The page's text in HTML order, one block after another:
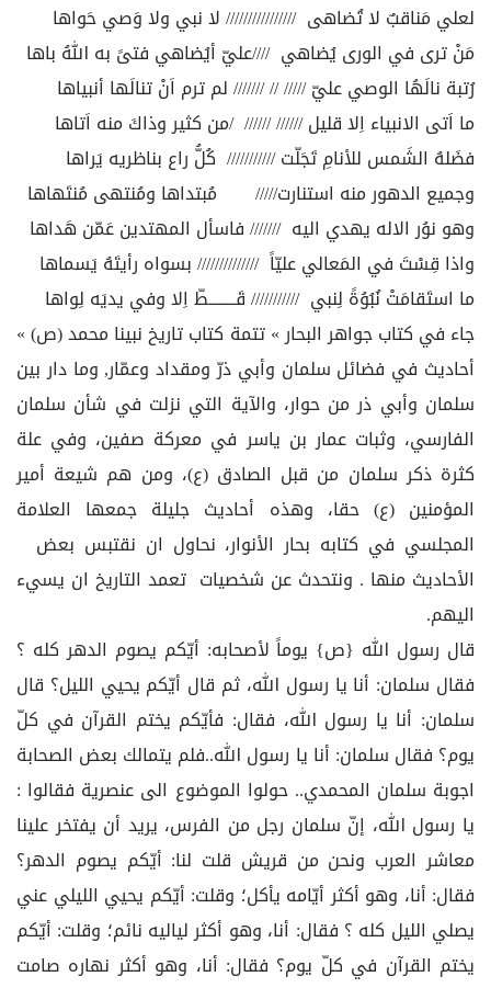
لعلي مَناقبٌ لا تُضاهى //////////////// لا نبي ولا وَصي حَواها
مَنْ ترى في الورى يُضاهي ////عليّ أيُضاهي فتىً به اللهُ باها
رُتبة نالَهُا الوصي عليّ ///// // /////// لم ترم اَنْ تنالَها أنبياها
ما اَتى الانبياء اِلا قليل ////// ////// /من كثير وذاكَ منه اَتاها
فضَلهُ الشَمس للأنامِ تَجَلّت /////////// كُلُّ راع بناظريه يَراها
وجميع الدهور منه استنارت///// مُبتداها ومُنتهى مُنتَهاها
وهو نوُر الاله يهدي اليه /////// فاسأل المهتدين عَمّن هَداها
واذا قِسْتَ في المَعالي عليّاً ////////////// بسواه رأيتَهُ يَسماها
ما استَقامَتْ نُبُوُةً لِنبي /////////// قَــــــــطّ اِلا وفي يديَه لِواها
جاء في كتاب جواهر البحار » تتمة كتاب تاريخ نبينا محمد (ص) »
أحاديث في فضائل سلمان وأبي ذرّ ومقداد وعمّار, وما دار بين
سلمان وأبي ذر من حوار، والآية التي نزلت في شأن سلمان
الفارسي، وثبات عمار بن ياسر في معركة صفين، وفي علة
كثرة ذكر سلمان من قبل الصادق (ع)، ومن هم شيعة أمير
المؤمنين (ع) حقا، وهذه أحاديث جليلة جمعها العلامة
المجلسي في كتابه بحار الأنوار، نحاول ان نقتبس بعض
الأحاديث منها . ونتحدث عن شخصيات تعمد التاريخ ان يسيء
اليهم.
قال رسول الله {ص} يوماً لأصحابه: أيّكم يصوم الدهر كله ؟
فقال سلمان: أنا يا رسول الله، ثم قال أيّكم يحيي الليل؟ قال
سلمان: أنا يا رسول الله، فقال: فأيّكم يختم القرآن في كلّ
يوم؟ فقال سلمان: أنا يا رسول الله..فلم يتمالك بعض الصحابة
اجوبة سلمان المحمدي.. حولوا الموضوع الى عنصرية فقالوا :
يا رسول الله، إنّ سلمان رجل من الفرس، يريد أن يفتخر علينا
معاشر العرب ونحن من قريش قلت لنا: أيّكم يصوم الدهر؟
فقال: أنا، وهو أكثر أيّامه يأكل؛ وقلت: أيّكم يحيي الليلي عني
يصلي الليل كله ؟ فقال: أنا، وهو أكثر لياليه نائم؛ وقلت: أيّكم
يختم القرآن في كلّ يوم؟ فقال: أنا، وهو أكثر نهاره صامت